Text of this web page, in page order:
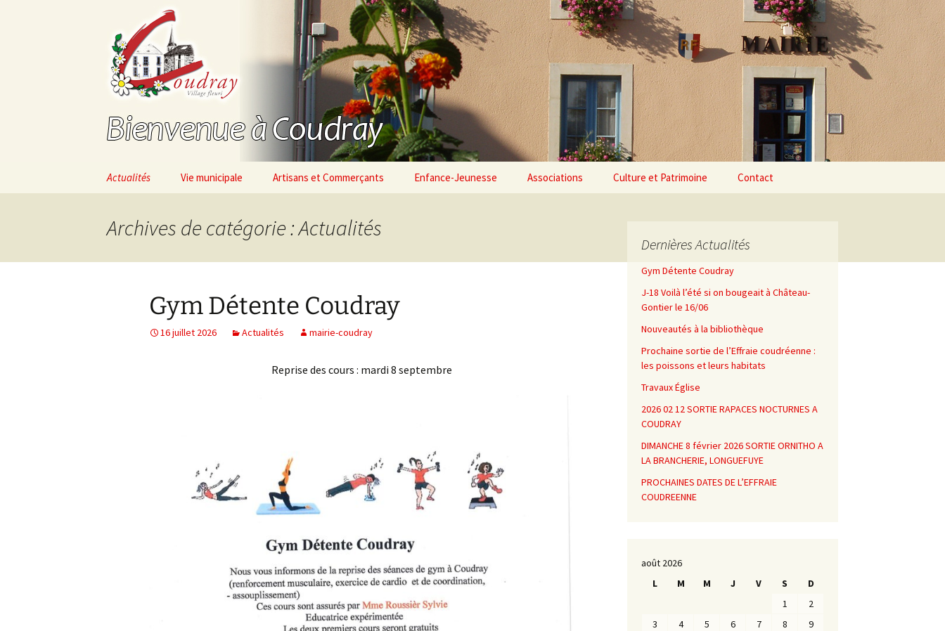
Bienvenue à Coudray
(53200) – Mayenne – France
Actualités Vie municipale Artisans et Commerçants Enfance-Jeunesse Associations Culture et Patrimoine Contact
Archives de catégorie : Actualités
Gym Détente Coudray
16 juillet 2026 Actualités mairie-coudray
Reprise des cours : mardi 8 septembre
Dernières Actualités
Gym Détente Coudray
J-18 Voilà l’été si on bougeait à Château-
Gontier le 16/06
Nouveautés à la bibliothèque
Prochaine sortie de l’Effraie coudréenne :
les poissons et leurs habitats
Travaux Église
2026 02 12 SORTIE RAPACES NOCTURNES A
COUDRAY
DIMANCHE 8 février 2026 SORTIE ORNITHO A
LA BRANCHERIE, LONGUEFUYE
PROCHAINES DATES DE L’EFFRAIE
COUDREENNE
août 2026
L
M M J V S
D
1
2
3
4 5 6 7 8
9